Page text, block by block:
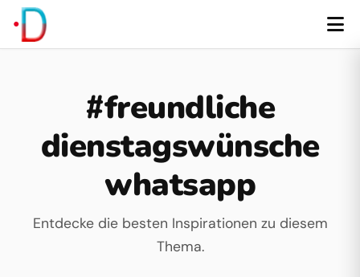
#freundliche
dienstagswünsche
whatsapp
Entdecke die besten Inspirationen zu diesem
Thema.